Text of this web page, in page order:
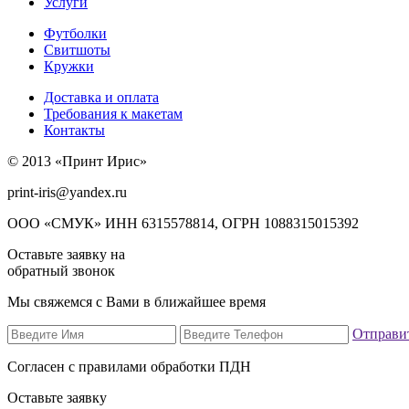
Футболки
Свитшоты
Кружки
Доставка и оплата
Требования к макетам
Контакты
© 2013 «Принт Ирис»
print-iris@yandex.ru
ООО «СМУК» ИНН 6315578814, ОГРН 1088315015392
Оставьте заявку на
обратный звонок
Мы свяжемся с Вами в ближайшее время
Согласен с правилами обработки ПДН
Оставьте заявку